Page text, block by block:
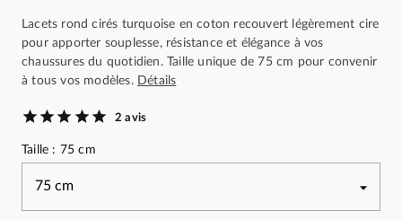
Lacets rond cirés turquoise en coton recouvert légèrement cire
pour apporter souplesse, résistance et élégance à vos
chaussures du quotidien. Taille unique de 75 cm pour convenir
à tous vos modèles. Détails
2 avis
Taille : 75 cm